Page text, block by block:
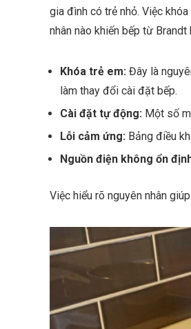
gia đình có trẻ nhỏ. Việc
nhân nào khiến bếp từ Brandt
Khóa trẻ em: Đây là
làm thay đổi cài đặt bếp.
Cài đặt tự động: Một số
Lỗi cảm ứng: Bảng điều
Nguồn điện không ổn
Việc hiểu rõ nguyên nhân